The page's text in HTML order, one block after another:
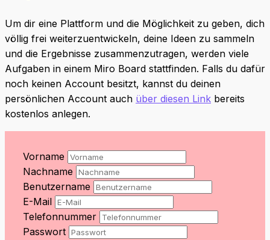
Um dir eine Plattform und die Möglichkeit zu geben, dich
völlig frei weiterzuentwickeln, deine Ideen zu sammeln
und die Ergebnisse zusammenzutragen, werden viele
Aufgaben in einem Miro Board stattfinden. Falls du dafür
noch keinen Account besitzt, kannst du deinen
persönlichen Account auch über diesen Link bereits
kostenlos anlegen.
Vorname
Nachname
Benutzername
E-Mail
Telefonnummer
Passwort